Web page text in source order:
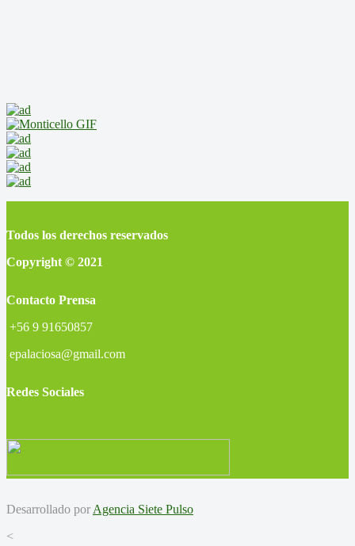
Todos los derechos reservados
Copyright © 2021
Contacto Prensa
+56 9 91650857
epalaciosa@gmail.com
Redes Sociales
Desarrollado por Agencia Siete Pulso
<